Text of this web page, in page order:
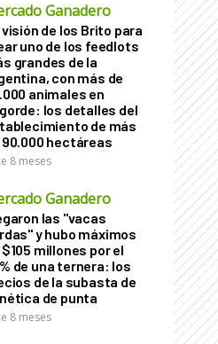
Ganadero
visión de los Brito para
uno de los feedlots
grandes de la
con más de
animales en
los detalles del
de más
90.000 hectáreas
8 meses
Ganadero
las "vacas
y hubo máximos
millones por el
de una ternera: los
de la subasta de
de punta
8 meses